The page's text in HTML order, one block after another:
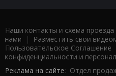
Наши контакты и схема проезда
нами | Разместить свои
Пользовательское Соглашение
конфиденциальности и
Реклама на сайте: Отдел